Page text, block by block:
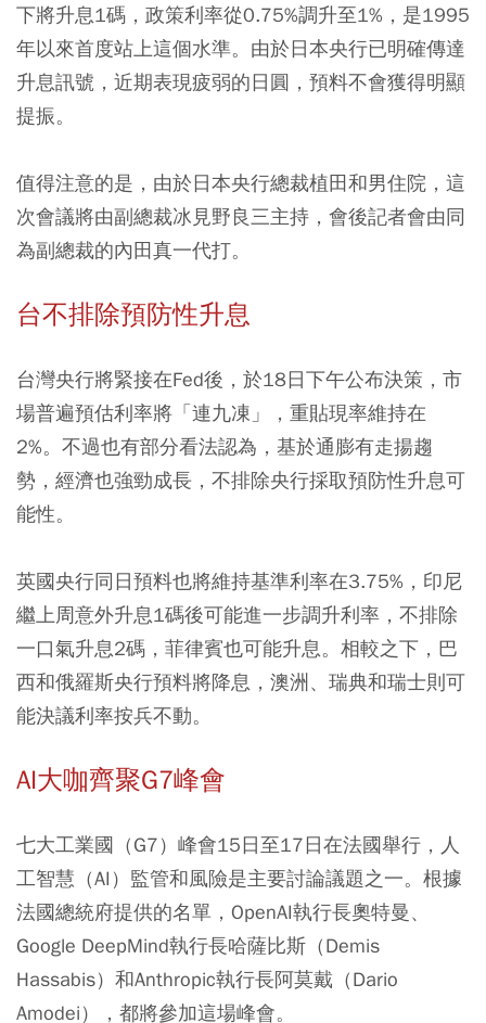
下將升息1碼，政策利率從0.75%調升至1%，是1995
年以來首度站上這個水準。由於日本央行已明確傳達
升息訊號，近期表現疲弱的日圓，預料不會獲得明顯
提振。
值得注意的是，由於日本央行總裁植田和男住院，這
次會議將由副總裁冰見野良三主持，會後記者會由同
為副總裁的內田真一代打。
台不排除預防性升息
台灣央行將緊接在Fed後，於18日下午公布決策，市
場普遍預估利率將「連九凍」，重貼現率維持在
2%。不過也有部分看法認為，基於通膨有走揚趨
勢，經濟也強勁成長，不排除央行採取預防性升息可
能性。
英國央行同日預料也將維持基準利率在3.75%，印尼
繼上周意外升息1碼後可能進一步調升利率，不排除
一口氣升息2碼，菲律賓也可能升息。相較之下，巴
西和俄羅斯央行預料將降息，澳洲、瑞典和瑞士則可
能決議利率按兵不動。
AI大咖齊聚G7峰會
七大工業國（G7）峰會15日至17日在法國舉行，人
工智慧（AI）監管和風險是主要討論議題之一。根據
法國總統府提供的名單，OpenAI執行長奧特曼、
Google DeepMind執行長哈薩比斯（Demis
Hassabis）和Anthropic執行長阿莫戴（Dario
Amodei），都將參加這場峰會。